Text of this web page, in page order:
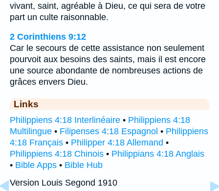
vivant, saint, agréable à Dieu, ce qui sera de votre
part un culte raisonnable.
2 Corinthiens 9:12
Car le secours de cette assistance non seulement
pourvoit aux besoins des saints, mais il est encore
une source abondante de nombreuses actions de
grâces envers Dieu.
Links
Philippiens 4:18 Interlinéaire • Philippiens 4:18
Multilingue • Filipenses 4:18 Espagnol • Philippiens
4:18 Français • Philipper 4:18 Allemand •
Philippiens 4:18 Chinois • Philippians 4:18 Anglais
• Bible Apps • Bible Hub
Version Louis Segond 1910